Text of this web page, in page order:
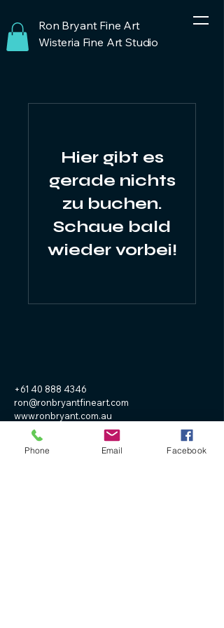
Ron Bryant Fine Art
Wisteria Fine Art Studio
Hier gibt es
gerade nichts
zu buchen.
Schaue bald
wieder vorbei!
+61 40 888 4346
ron@ronbryantfineart.com
www.ronbryant.com.au
www.wisteriafineartstudio.com.au
Phone Email Facebook